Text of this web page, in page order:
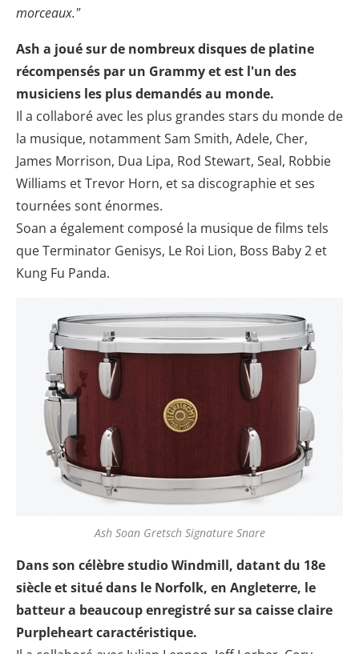
morceaux."
Ash a joué sur de nombreux disques de platine
récompensés par un Grammy et est l'un des
musiciens les plus demandés au monde.
Il a collaboré avec les plus grandes stars du monde de
la musique, notamment Sam Smith, Adele, Cher,
James Morrison, Dua Lipa, Rod Stewart, Seal, Robbie
Williams et Trevor Horn, et sa discographie et ses
tournées sont énormes.
Soan a également composé la musique de films tels
que Terminator Genisys, Le Roi Lion, Boss Baby 2 et
Kung Fu Panda.
Ash Soan Gretsch Signature Snare
Dans son célèbre studio Windmill, datant du 18e
siècle et situé dans le Norfolk, en Angleterre, le
batteur a beaucoup enregistré sur sa caisse claire
Purpleheart caractéristique.